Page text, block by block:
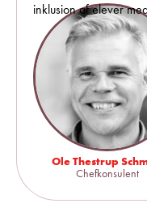
Ole Thestrup
Chefkonsulent
inklusion af elever